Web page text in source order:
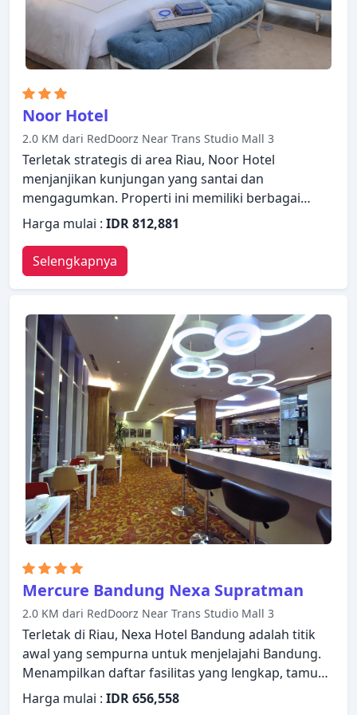
tawarkan dengan membuat Crowne Plaza Bandung
sebagai tempat persinggahan Anda.
Noor Hotel
2.0 KM dari RedDoorz Near Trans Studio Mall 3
Terletak strategis di area Riau, Noor Hotel
menjanjikan kunjungan yang santai dan
mengagumkan. Properti ini memiliki berbagai
fasilitas yang membuat pengalaman menginap
Anda menyenangkan. Staf yang siap melayani akan
menyambut dan memandu Anda di Noor Hotel.
Setiap kamar didesain dengan elegan dan
dilengkapi dengan fasilitas yang berguna. Properti
ini menawarkan berbagai pilihan fasilitas rekreasi.
Noor Hotel menggabungkan keramahan yang
hangat dengan suasana yang indah untuk
membuat kunjungan Anda di Bandung tidak
terlupakan.
Harga mulai : IDR 812,881
Selengkapnya
Mercure Bandung Nexa Supratman
2.0 KM dari RedDoorz Near Trans Studio Mall 3
Terletak di Riau, Nexa Hotel Bandung adalah titik
awal yang sempurna untuk menjelajahi Bandung.
Menampilkan daftar fasilitas yang lengkap, tamu
akan merasakan bahwa mereka menginap di
properti yang nyaman. Semua fasilitas yang
Harga mulai : IDR 656,558